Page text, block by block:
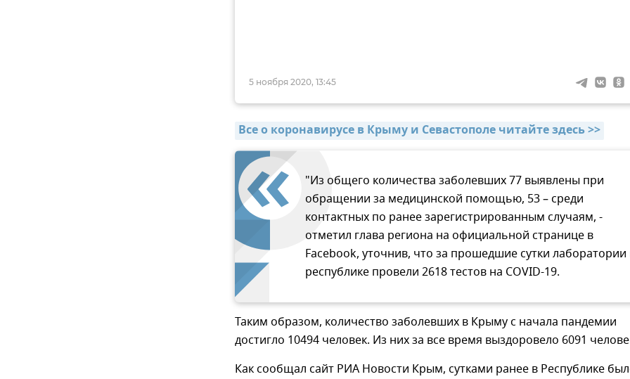
5 ноября 2020, 13:45
Все о коронавирусе в Крыму и Севастополе читайте здесь >>
"Из общего количества заболевших 77 выявлены при
обращении за медицинской помощью, 53 – среди
контактных по ранее зарегистрированным случаям, -
отметил глава региона на официальной странице в
Facebook, уточнив, что за прошедшие сутки лаборатории
республике провели 2618 тестов на COVID-19.
Таким образом, количество заболевших в Крыму с начала пандемии
достигло 10494 человек. Из них за все время выздоровело 6091
Как сообщал сайт РИА Новости Крым, сутками ранее в Республике